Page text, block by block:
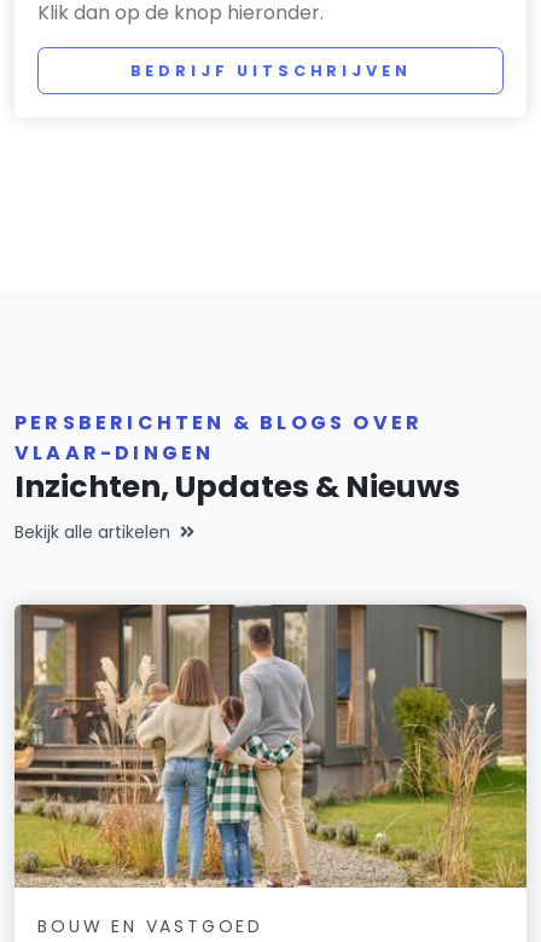
Klik dan op de knop hieronder.
BEDRIJF UITSCHRIJVEN
PERSBERICHTEN & BLOGS OVER
VLAAR-DINGEN
Inzichten, Updates & Nieuws
Bekijk alle artikelen
BOUW EN VASTGOED